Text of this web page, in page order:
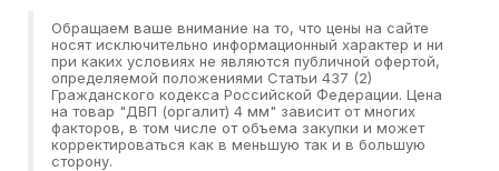
Обращаем ваше внимание на то, что цены на сайте
носят исключительно информационный характер и ни
при каких условиях не являются публичной офертой,
определяемой положениями Статьи 437 (2)
Гражданского кодекса Российской Федерации. Цена
на товар "ДВП (оргалит) 4 мм" зависит от многих
факторов, в том числе от объема закупки и может
корректироваться как в меньшую так и в большую
сторону.